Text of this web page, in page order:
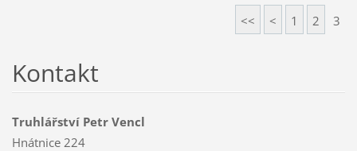
<< < 1 2 3
Kontakt
Truhlářství Petr Vencl
Hnátnice 224